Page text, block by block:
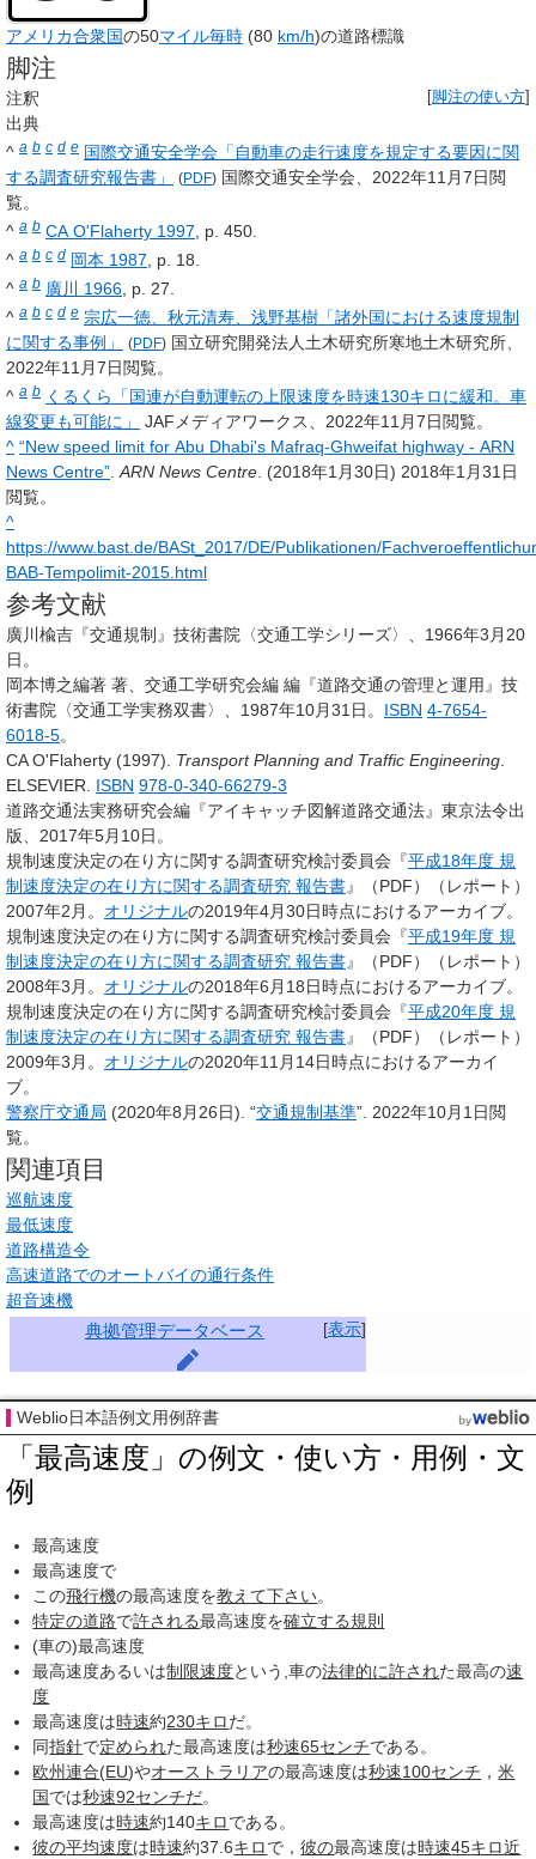
アメリカ合衆国の50マイル毎時 (80 km/h)の道路標識
脚注
脚注の使い方
注釈
出典
^ a b c d e 国際交通安全学会「自動車の走行速度を規定する要因に関
する調査研究報告書」
(PDF) 国際交通安全学会、2022年11月7日閲
覧。
^ a b CA O'Flaherty 1997, p. 450.
^ a b c d 岡本 1987, p. 18.
^ a b 廣川 1966, p. 27.
^ a b c d e 宗広一徳、秋元清寿、浅野基樹「諸外国における速度規制
に関する事例」
(PDF) 国立研究開発法人土木研究所寒地土木研究所、
2022年11月7日閲覧。
^ a b くるくら「国連が自動運転の上限速度を時速130キロに緩和。車
線変更も可能に」
JAFメディアワークス、2022年11月7日閲覧。
^ “New speed limit for Abu Dhabi's Mafraq-Ghweifat highway - ARN
News Centre”.ARN News Centre. (2018年1月30日) 2018年1月31日
閲覧。
^
https://www.bast.de/BASt_2017/DE/Publikationen/
BAB-Tempolimit-2015.html
参考文献
廣川楡吉『交通規制』技術書院〈交通工学シリーズ〉、1966年3月20
日。
岡本博之編著 著、交通工学研究会編 編『道路交通の管理と運用』技
術書院〈交通工学実務双書〉、1987年10月31日。 ISBN 4-7654-
6018-5。
CA O'Flaherty (1997). Transport Planning and Traffic Engineering.
ELSEVIER. ISBN 978-0-340-66279-3
道路交通法実務研究会編『アイキャッチ図解道路交通法』東京法令出
版、2017年5月10日。
規制速度決定の在り方に関する調査研究検討委員会『平成18年度 規
制速度決定の在り方に関する調査研究 報告書』（PDF）（レポート）
2007年2月。 オリジナルの2019年4月30日時点におけるアーカイブ。
規制速度決定の在り方に関する調査研究検討委員会『平成19年度 規
制速度決定の在り方に関する調査研究 報告書』（PDF）（レポート）
2008年3月。 オリジナルの2018年6月18日時点におけるアーカイブ。
規制速度決定の在り方に関する調査研究検討委員会『平成20年度 規
制速度決定の在り方に関する調査研究 報告書』（PDF）（レポート）
2009年3月。 オリジナルの2020年11月14日時点におけるアーカイ
ブ。
警察庁交通局 (2020年8月26日). “交通規制基準”. 2022年10月1日閲
覧。
関連項目
巡航速度
最低速度
道路構造令
高速道路でのオートバイの通行条件
超音速機
[表示]
典拠管理データベース
Weblio日本語例文用例辞書
「最高速度」の例文・使い方・用例・文
例
最高速度
最高速度で
この飛行機の最高速度を教えて下さい。
特定の道路で許される最高速度を確立する規則
(車の)最高速度
最高速度あるいは制限速度という,車の法律的に許された最高の速
度
最高速度は時速約230キロだ。
同指針で定められた最高速度は秒速65センチである。
欧州連合(EU)やオーストラリアの最高速度は秒速100センチ ，米
国では秒速92センチだ。
最高速度は時速約140キロである。
彼の平均速度は時速約37.6キロで，彼の最高速度は時速45キロ近